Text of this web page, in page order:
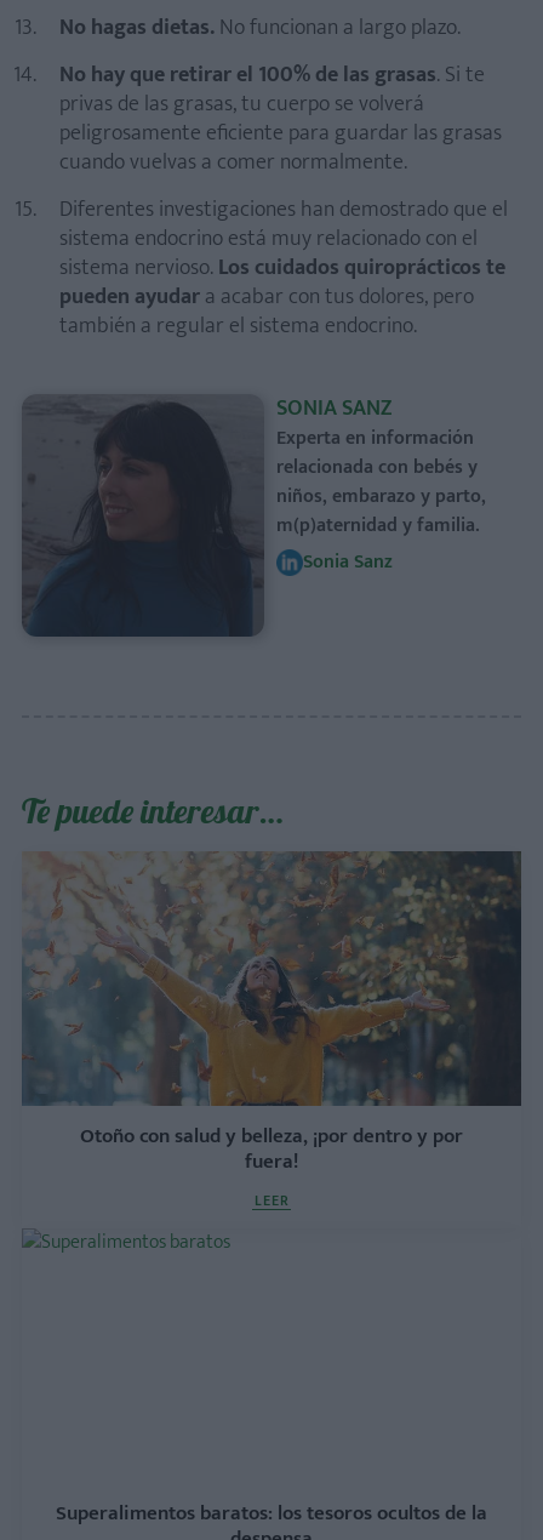
No hagas dietas.No funcionan a largo plazo.
No hay que retirar el 100% de las grasas. Si te
privas de las grasas, tu cuerpo se volverá
peligrosamente eficiente para guardar las grasas
cuando vuelvas a comer normalmente.
Diferentes investigaciones han demostrado que el
sistema endocrino está muy relacionado con el
sistema nervioso. Los cuidados quiroprácticos te
pueden ayudara acabar con tus dolores, pero
también a regular el sistema endocrino.
SONIA SANZ
Experta en información
relacionada con bebés y
niños, embarazo y parto,
m(p)aternidad y familia.
Sonia Sanz
Te puede interesar…
Otoño con salud y belleza, ¡por dentro y por
fuera!
LEER
Superalimentos baratos: los tesoros ocultos de la